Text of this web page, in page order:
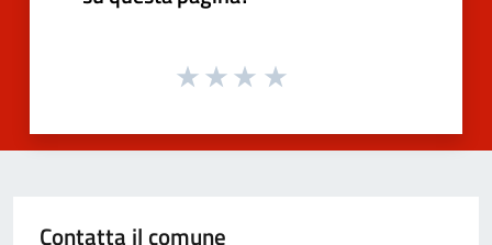
Contatta il comune